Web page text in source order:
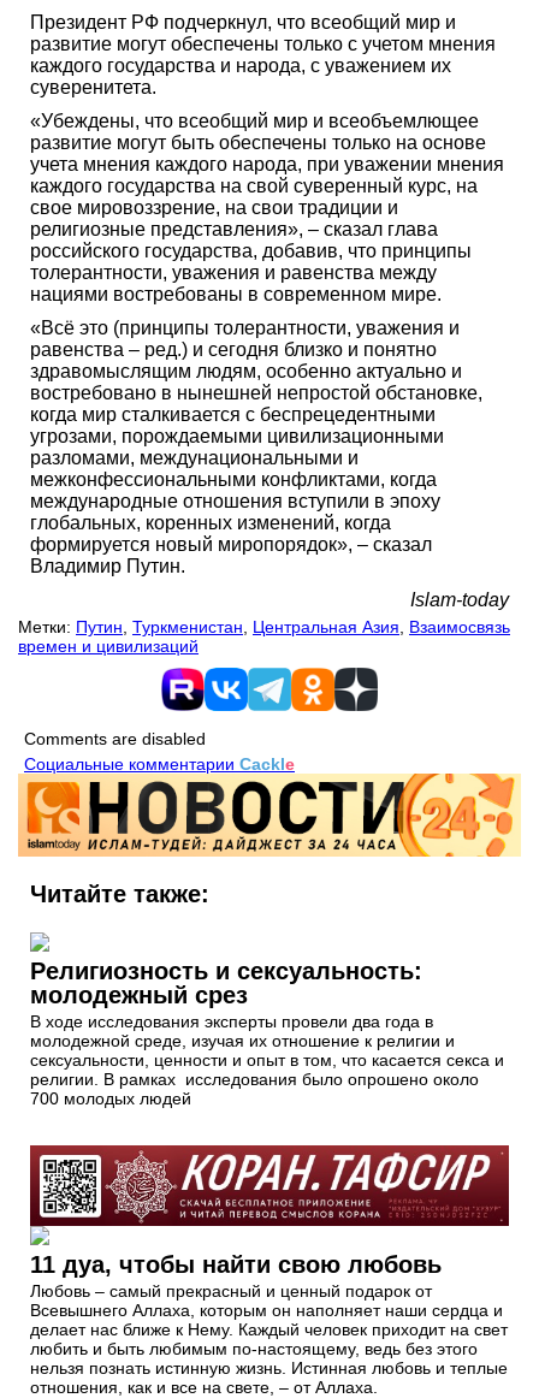
Президент РФ подчеркнул, что всеобщий мир и
развитие могут обеспечены только с учетом мнения
каждого государства и народа, с уважением их
суверенитета.
«Убеждены, что всеобщий мир и всеобъемлющее
развитие могут быть обеспечены только на основе
учета мнения каждого народа, при уважении мнения
каждого государства на свой суверенный курс, на
свое мировоззрение, на свои традиции и
религиозные представления», – сказал глава
российского государства, добавив, что принципы
толерантности, уважения и равенства между
нациями востребованы в современном мире.
«Всё это (принципы толерантности, уважения и
равенства – ред.) и сегодня близко и понятно
здравомыслящим людям, особенно актуально и
востребовано в нынешней непростой обстановке,
когда мир сталкивается с беспрецедентными
угрозами, порождаемыми цивилизационными
разломами, междунациональными и
межконфессиональными конфликтами, когда
международные отношения вступили в эпоху
глобальных, коренных изменений, когда
формируется новый миропорядок», – сказал
Владимир Путин.
Islam-today
Метки: Путин Туркменистан Центральная Азия
Взаимосвязь
времен и цивилизаций
Comments are disabled
Социальные комментарии Cackle
Читайте также:
Религиозность и сексуальность:
молодежный срез
В ходе исследования эксперты провели два года в
молодежной среде, изучая их отношение к религии и
сексуальности, ценности и опыт в том, что касается секса и
религии. В рамках исследования было опрошено около
700 молодых людей
11 дуа, чтобы найти свою любовь
Любовь – самый прекрасный и ценный подарок от
Всевышнего Аллаха, которым он наполняет наши сердца и
делает нас ближе к Нему. Каждый человек приходит на свет
любить и быть любимым по-настоящему, ведь без этого
нельзя познать истинную жизнь. Истинная любовь и теплые
отношения, как и все на свете, – от Аллаха.